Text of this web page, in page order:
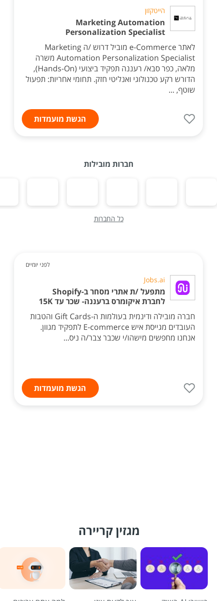
הייטקזון
Marketing Automation
Personalization Specialist
לאתר e-Commerce מוביל דרוש /ה Marketing
Automation Personalization Specialist משרה
מלאה, כפר סבא/ רעננה תפקיד ביצועי (Hands-On),
הדורש רקע טכנולוגי ואנליטי חזק. תחומי אחריות: תפעול
שוטף, ...
הגשת מועמדות
חברות מובילות
כל החברות
לפני יומיים
Jobs.ai
מתפעל /ת אתרי מסחר ב-Shopify
לחברת איקומרס ברעננה- שכר עד 15K
חברה מובילה ודינמית בעולמות ה-Gift Cards והטבות
העובדים מגייסת איש E-commerce לתפקיד מגוון.
אנחנו מחפשים מישהו/י שכבר צבר/ה ניס...
הגשת מועמדות
מגזין קריירה